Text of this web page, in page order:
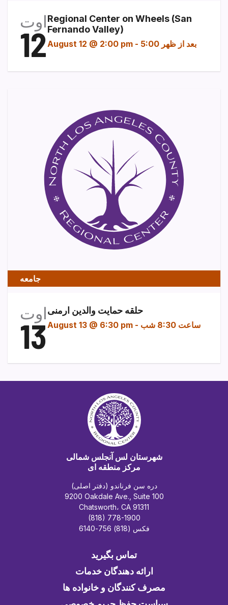
اوت
12
Regional Center on Wheels (San
Fernando Valley)
August 12 @ 2:00 pm - 5:00 بعد از ظهر
جامعه
اوت
13
حلقه حمایت والدین ارمنی
August 13 @ 6:30 pm - ساعت 8:30 شب
شهرستان لس آنجلس شمالی
مرکز منطقه ای
دره سن فرناندو (دفتر اصلی)
9200 Oakdale Ave., Suite 100
Chatsworth، CA 91311
(818) 778-1900
فکس (818) 756-6140
تماس بگیرید
ارائه دهندگان خدمات
مصرف کنندگان و خانواده ها